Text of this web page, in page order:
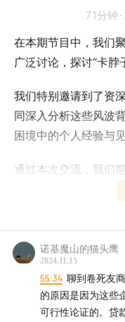
71分钟 ·
在本期节目中，我们
广泛讨论，探讨“卡脖
我们特别邀请到了资
同深入分析这些风波
困境中的个人经验与见
通过本次交流，我们
合关系，并探讨如何
冯若航：Pigsty作
算泥石流。
朱峰：「津津乐道
家。（微博：
诺基魔山的猫头鹰
2024.11.15
55:34 聊到卷死友
的原因是因为这些
可行性论证的。贷